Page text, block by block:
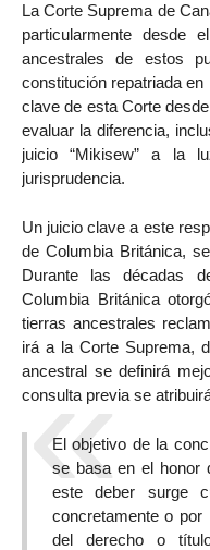
La Corte Suprema de
particularmente desde
ancestrales de estos
constitución repatriada
clave de esta Corte
evaluar la diferencia,
juicio “Mikisew” a la
jurisprudencia.
Un juicio clave a este
de Columbia Británica,
Durante las décadas
Columbia Británica
tierras ancestrales
irá a la Corte Suprema,
ancestral se definirá
consulta previa se
El objetivo de la
se basa en el honor
este deber surge
concretamente o por
del derecho o